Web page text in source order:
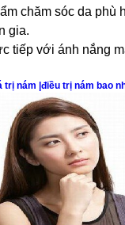
chăm sóc da phù
gia.
tiếp với ánh nắng
trị nám |điều trị nám bao